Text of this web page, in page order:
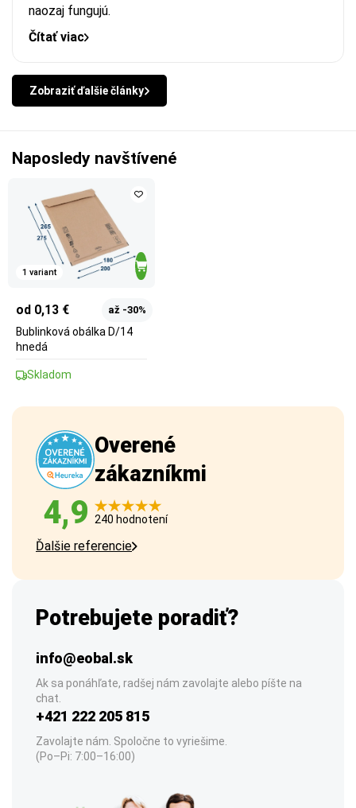
naozaj fungujú.
Čítať viac
Zobraziť ďalšie články
Naposledy navštívené
1 variant
od 0,13 € až -30%
Bublinková obálka D/14
hnedá
Skladom
Overené
zákazníkmi
4,9 240 hodnotení
Ďalšie referencie
Potrebujete poradiť?
info@eobal.sk
Ak sa ponáhľate, radšej nám zavolajte alebo píšte na
chat.
+421 222 205 815
Zavolajte nám. Spoločne to vyriešime.
(Po–Pi: 7:00–16:00)